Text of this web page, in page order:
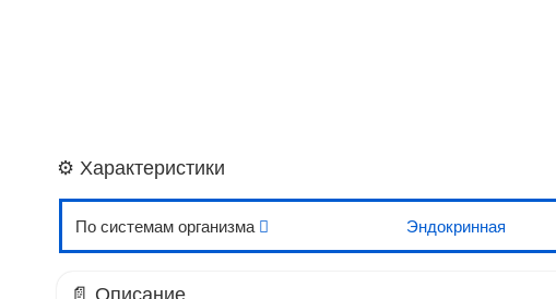
⚙️ Характеристики
По системам организма Эндокринная
📄 Описание